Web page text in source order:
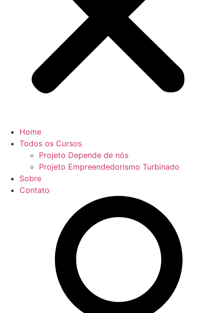
Home
Todos os Cursos
Projeto Depende de nós
Projeto Empreendedorismo Turbinado
Sobre
Contato